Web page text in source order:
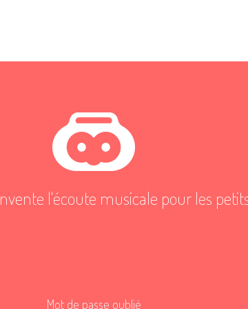
l'écoute musicale pour les
Mot de passe oublié